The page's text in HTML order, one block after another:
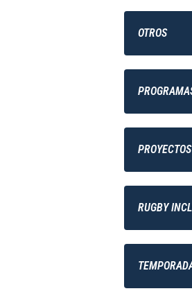
OTROS
PROYECTOS
RUGBY